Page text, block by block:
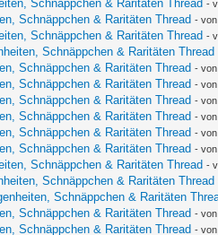
Schnäppchen & Raritäten Thread -
Schnäppchen & Raritäten Thread - von
Schnäppchen & Raritäten Thread -
Schnäppchen & Raritäten Thread
Schnäppchen & Raritäten Thread -
Schnäppchen & Raritäten Thread -
Schnäppchen & Raritäten Thread - von
Schnäppchen & Raritäten Thread -
Schnäppchen & Raritäten Thread -
Schnäppchen & Raritäten Thread -
Schnäppchen & Raritäten Thread -
Schnäppchen & Raritäten Thread
Schnäppchen & Raritäten
Schnäppchen & Raritäten Thread - von
Schnäppchen & Raritäten Thread - von